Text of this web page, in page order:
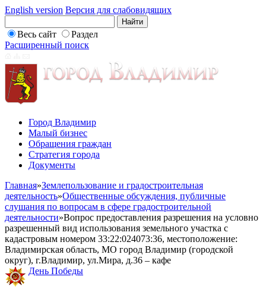
English version Версия для слабовидящих
Весь сайт
Раздел
Расширенный поиск
Город Владимир
Малый бизнес
Обращения граждан
Стратегия города
Документы
Главная»Землепользование и градостроительная
деятельность»Общественные обсуждения, публичные
слушания по вопросам в сфере градостроительной
деятельности»Вопрос предоставления разрешения на условно
разрешенный вид использования земельного участка с
кадастровым номером 33:22:024073:36, местоположение:
Владимирская область, МО город Владимир (городской
округ), г.Владимир, ул.Мира, д.36 – кафе
День Победы